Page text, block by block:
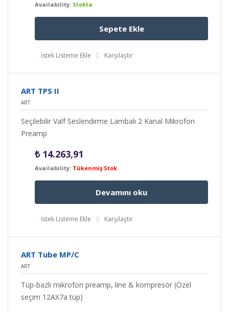
Availability: Stokta
Sepete Ekle
İstek Listeme Ekle Karşılaştır
ART TPS II
ART
Seçilebilir Valf Seslendirme Lambalı 2 Kanal Mikrofon
Preamp
₺14.263,91
Availability: Tükenmiş Stok
Devamını oku
İstek Listeme Ekle Karşılaştır
ART Tube MP/C
ART
Tüp-bazlı mikrofon preamp, line & kompresör (Özel
seçim 12AX7a tüp)